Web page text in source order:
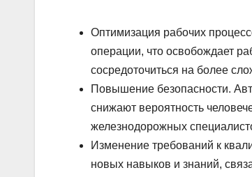
Оптимизация рабочих
операции, что освобождает
сосредоточиться на более
Повышение безопасности.
снижают вероятность
железнодорожных
Изменение требований к
новых навыков и знаний,